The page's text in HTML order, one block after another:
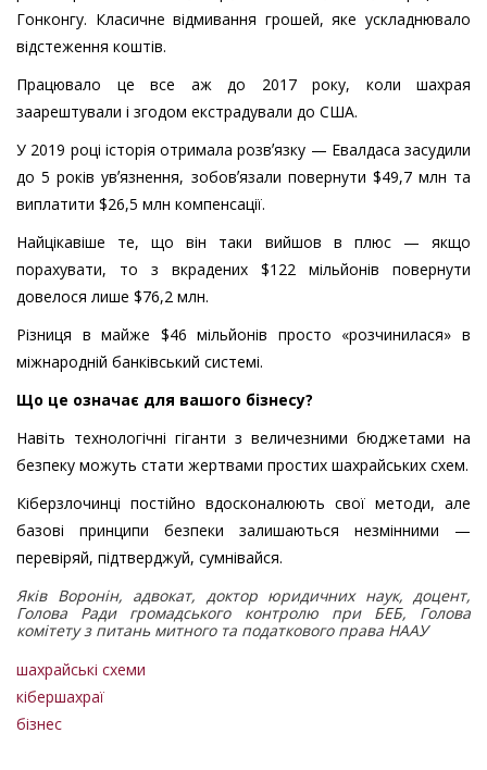
Гонконгу. Класичне відмивання грошей, яке ускладнювало
відстеження коштів.
Працювало це все аж до 2017 року, коли шахрая
заарештували і згодом екстрадували до США.
У 2019 році історія отримала розвʼязку — Евалдаса засудили
до 5 років увʼязнення, зобовʼязали повернути $49,7 млн та
виплатити $26,5 млн компенсації.
Найцікавіше те, що він таки вийшов в плюс — якщо
порахувати, то з вкрадених $122 мільйонів повернути
довелося лише $76,2 млн.
Різниця в майже $46 мільйонів просто «розчинилася» в
міжнародній банківський системі.
Що це означає для вашого бізнесу?
Навіть технологічні гіганти з величезними бюджетами на
безпеку можуть стати жертвами простих шахрайських схем.
Кіберзлочинці постійно вдосконалюють свої методи, але
базові принципи безпеки залишаються незмінними —
перевіряй, підтверджуй, сумнівайся.
Яків Воронін, адвокат, доктор юридичних наук, доцент,
Голова Ради громадського контролю при БЕБ, Голова
комітету з питань митного та податкового права НААУ
шахрайські схеми
кібершахраї
бізнес